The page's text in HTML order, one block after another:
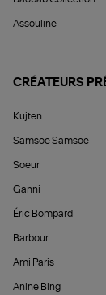
Assouline
CRÉATEURS
Kujten
Samsoe Samsoe
Soeur
Ganni
Éric Bompard
Barbour
Ami Paris
Anine Bing